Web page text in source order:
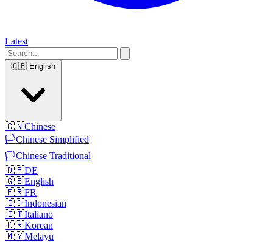
Latest
🇬🇧 English
🇨🇳Chinese
🏳️Chinese Simplified
🏳️Chinese Traditional
🇩🇪DE
🇬🇧English
🇫🇷FR
🇮🇩Indonesian
🇮🇹Italiano
🇰🇷Korean
🇲🇾Melayu